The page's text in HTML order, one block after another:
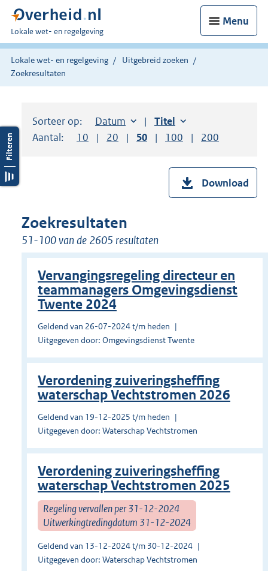
Menu
U
bent
hier:
Lokale wet- en regelgeving
Lokale wet- en regelgeving
Uitgebreid zoeken
Zoekresultaten
Sorteer op: Sorteer op:
Datum aflopendSorteer op:
Titel oplopend
Aantal:
Toon
10 resultaten per pagina
Toon
20 resultaten per pagina
Toon
50 resultaten per pagina
Toon
100 resultaten per
Toon
200
Download
Zoekresultaten
51-100 van de 2605 resultaten
Vervangingsregeling directeur en
teammanagers Omgevingsdienst
Twente 2024
Geldend van 26-07-2024 t/m heden
Uitgegeven door: Omgevingsdienst Twente
Verordening zuiveringsheffing
waterschap Vechtstromen 2026
Geldend van 19-12-2025 t/m heden
Uitgegeven door: Waterschap Vechtstromen
Verordening zuiveringsheffing
waterschap Vechtstromen 2025
Regeling vervallen per 31-12-2024
Uitwerkingtredingdatum 31-12-2024
Geldend van 13-12-2024 t/m 30-12-2024
Uitgegeven door: Waterschap Vechtstromen